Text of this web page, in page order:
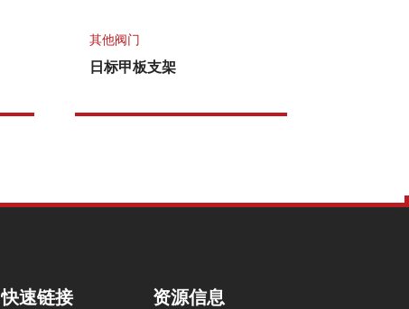
其他阀门
日标甲板支架
快速链接 资源信息